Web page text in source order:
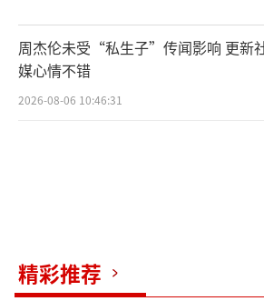
“锣鼓一响，醒狮登场”
周杰伦未受“私生子”传闻影响 更新
媒心情不错
2026-08-06 10:46:31
精彩推荐